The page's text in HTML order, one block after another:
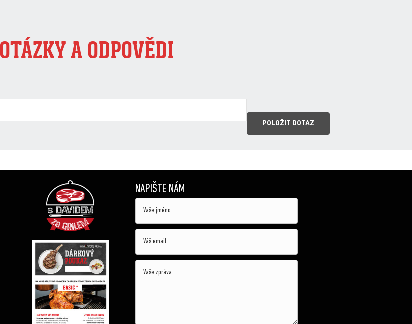
OTÁZKY A ODPOVĚDI
NAPIŠTE NÁM